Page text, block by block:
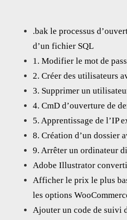
.bak le processus
d’un fichier SQL
1. Modifier le mot de
2. Créer des utilisateurs
3. Supprimer un
4. CmD d’ouverture de
5. Apprentissage de l’IP
8. Création d’un dossier
9. Arrêter un ordinateur
Adobe Illustrator
Afficher le prix le plus
les options
Ajouter un code de suivi